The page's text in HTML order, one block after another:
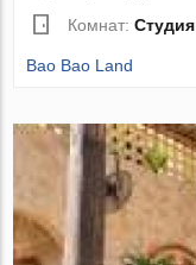
Комнат:Студия
Bao Bao Land